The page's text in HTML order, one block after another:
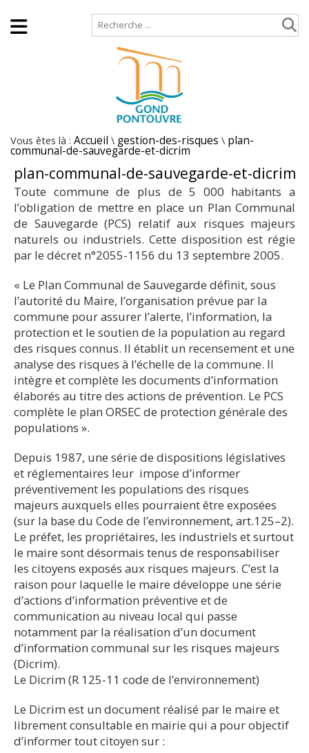
Vous êtes là : Accueil \ gestion-des-risques \ plan-
communal-de-sauvegarde-et-dicrim
plan-communal-de-sauvegarde-et-dicrim
Toute commune de plus de 5 000 habitants a
l’obligation de mettre en place un Plan Communal
de Sauvegarde (PCS) relatif aux risques majeurs
naturels ou industriels. Cette disposition est régie
par le décret n°2055-1156 du 13 septembre 2005.
« Le Plan Communal de Sauvegarde définit, sous
l’autorité du Maire, l’organisation prévue par la
commune pour assurer l’alerte, l’information, la
protection et le soutien de la population au regard
des risques connus. Il établit un recensement et une
analyse des risques à l’échelle de la commune. Il
intègre et complète les documents d’information
élaborés au titre des actions de prévention. Le PCS
complète le plan ORSEC de protection générale des
populations ».
Depuis 1987, une série de dispositions législatives
et réglementaires leur impose d’informer
préventivement les populations des risques
majeurs auxquels elles pourraient être exposées
(sur la base du Code de l’environnement, art.125–2).
Le préfet, les propriétaires, les industriels et surtout
le maire sont désormais tenus de responsabiliser
les citoyens exposés aux risques majeurs. C’est la
raison pour laquelle le maire développe une série
d’actions d’information préventive et de
communication au niveau local qui passe
notamment par la réalisation d’un document
d’information communal sur les risques majeurs
(Dicrim).
Le Dicrim (R 125-11 code de l’environnement)
Le Dicrim est un document réalisé par le maire et
librement consultable en mairie qui a pour objectif
d’informer tout citoyen sur :